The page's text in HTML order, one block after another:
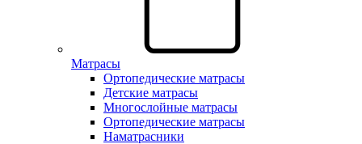
Матрасы
Ортопедические матрасы
Детские матрасы
Многослойные матрасы
Ортопедические матрасы
Наматрасники